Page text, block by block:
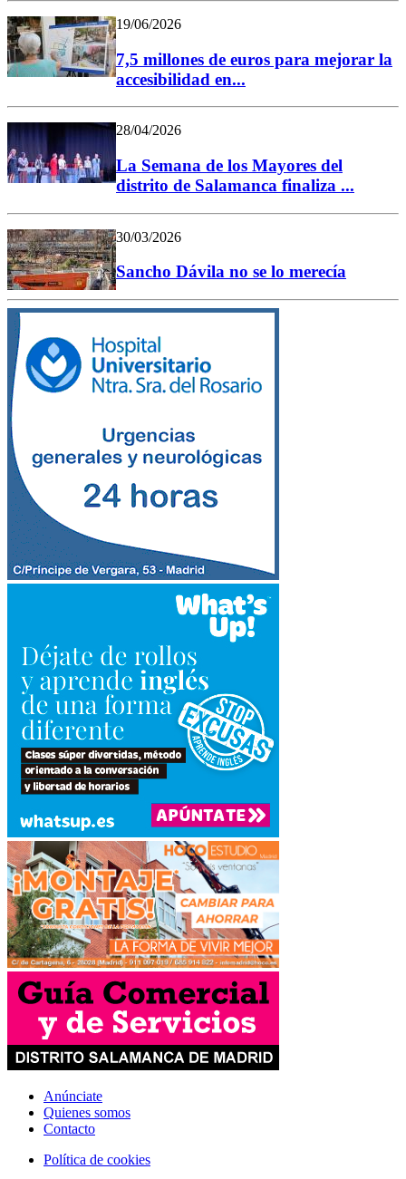
19/06/2026
7,5 millones de euros para mejorar la
accesibilidad en...
28/04/2026
La Semana de los Mayores del
distrito de Salamanca finaliza ...
30/03/2026
Sancho Dávila no se lo merecía
Anúnciate
Quienes somos
Contacto
Política de cookies